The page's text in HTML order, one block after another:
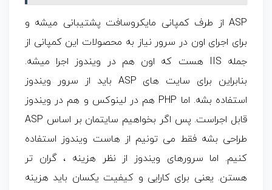
ASP از طرف کمپانی مایکروسافت پشتیبانی میشه و
برای اجرای اون در سرور نیاز به محصولات این کمپانی از
جمله IIS هست که اون هم در ویندوز اجرا میشه.
بنابراین برای سایت های ASP باید از سرور ویندوز
استفاده بشه. اما PHP هم در لینوکس و هم در ویندوز
قابل اجراست. پس اگر بخواهیم سایتمان بر اساس ASP
طراحی بشه فقط می تونیم از هاست ویندوز استفاده
کنیم. اما سرورهای ویندوز از نظر هزینه ، گران تر
هستن. یعنی برای کارایی و کیفیت یکسان باید هزینه